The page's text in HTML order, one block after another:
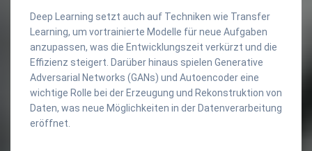
Deep Learning setzt auch auf Techniken wie Transfer
Learning, um vortrainierte Modelle für neue Aufgaben
anzupassen, was die Entwicklungszeit verkürzt und die
Effizienz steigert. Darüber hinaus spielen Generative
Adversarial Networks (GANs) und Autoencoder eine
wichtige Rolle bei der Erzeugung und Rekonstruktion von
Daten, was neue Möglichkeiten in der Datenverarbeitung
eröffnet.